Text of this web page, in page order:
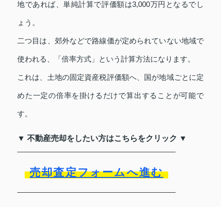
地であれば、単純計算で評価額は3,000万円となるでし
ょう。
二つ目は、郊外などで路線価が定められていない地域で
使われる、「倍率方式」という計算方法になります。
これは、土地の固定資産税評価額へ、国が地域ごとに定
めた一定の倍率を掛けるだけで算出することが可能で
す。
▼ 不動産売却をしたい方はこちらをクリック ▼
売却査定フォームへ進む